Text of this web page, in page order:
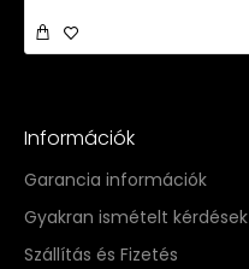
Információk
Garancia információk
Gyakran ismételt kérdések
Szállítás és Fizetés